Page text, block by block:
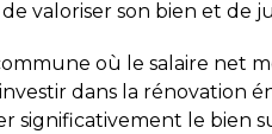
valoriser son bien et de
où le salaire net
dans la
significativement le bien